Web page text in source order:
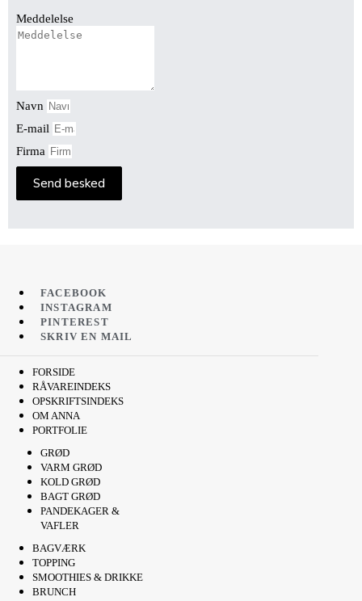
Meddelelse
Navn
E-mail
Firma
Send besked
FACEBOOK
INSTAGRAM
PINTEREST
SKRIV EN MAIL
FORSIDE
RÅVAREINDEKS
OPSKRIFTSINDEKS
OM ANNA
PORTFOLIE
GRØD
VARM GRØD
KOLD GRØD
BAGT GRØD
PANDEKAGER &
VAFLER
BAGVÆRK
TOPPING
SMOOTHIES & DRIKKE
BRUNCH